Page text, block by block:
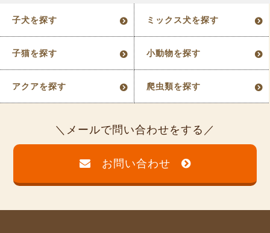
子犬を探す ミックス犬を探す
子猫を探す 小動物を探す
アクアを探す 爬虫類を探す
メールで問い合わせをする
お問い合わせ